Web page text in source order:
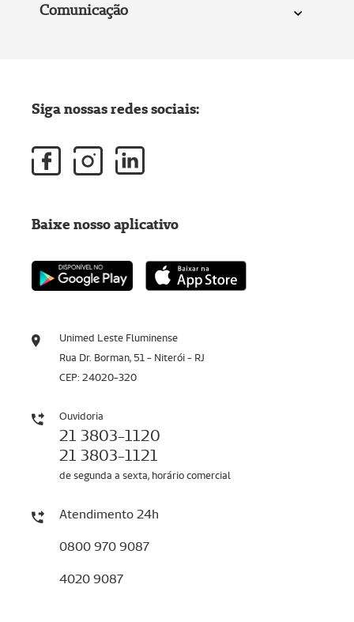
Comunicação
Unimed Leste Fluminense
Rua Dr. Borman, 51 - Niterói - RJ
CEP: 24020-320
Ouvidoria
21 3803-1120
21 3803-1121
de segunda a sexta, horário comercial
Atendimento 24h
0800 970 9087
4020 9087
Siga nossas redes sociais:
Baixe nosso aplicativo